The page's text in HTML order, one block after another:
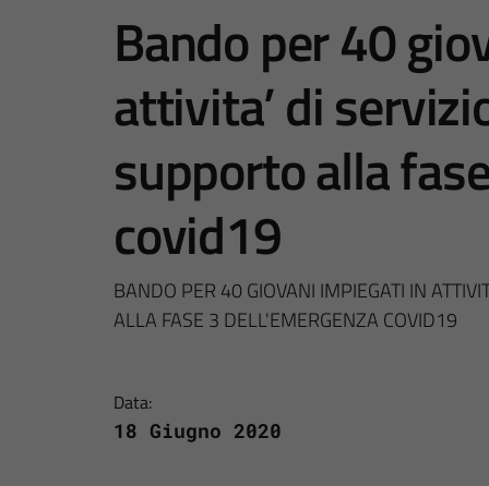
Bando per 40
attivita’ di
supporto alla
covid19
BANDO PER 40 GIOVANI IMPIEGATI IN
ALLA FASE 3 DELL'EMERGENZA COVID19
Data:
18 Giugno 2020